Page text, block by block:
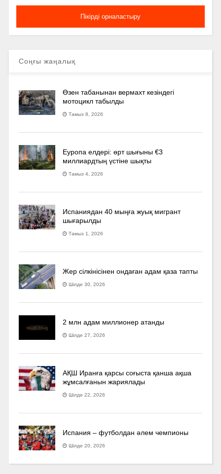
Соңғы жаңалық
Өзен табанынан вермахт кезіндегі
мотоцикл табылды
Тамыз 8, 2026
Еуропа елдері: өрт шығыны €3
миллиардтың үстіне шықты
Тамыз 4, 2026
Испаниядан 40 мыңға жуық мигрант
шығарылды
Тамыз 1, 2026
Жер сілкінісінен ондаған адам қаза тапты
Шілде 30, 2026
2 млн адам миллионер атанды
Шілде 27, 2026
АҚШ Иранға қарсы соғыста қанша ақша
жұмсалғанын жариялады
Шілде 22, 2026
Испания – футболдан әлем чемпионы
Шілде 20, 2026